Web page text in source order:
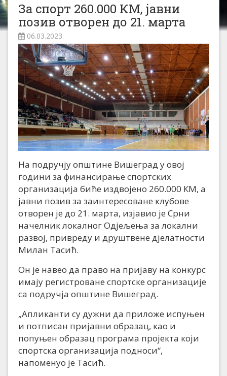
За спорт 260.000 КМ, јавни
позив отворен до 21. марта
06.03.2023.
На подручју општине Вишеград у овој
години за финансирање спортских
организација биће издвојено 260.000 КМ, а
јавни позив за заинтересоване клубове
отворен је до 21. марта, изјавио је Срни
начелник локалног Одјељења за локални
развој, привреду и друштвене дјелатности
Милан Тасић.
Он је навео да право на пријаву на конкурс
имају регистроване спортске организације
са подручја општине Вишеград.
„Апликанти су дужни да приложе испуњен
и потписан пријавни образац, као и
попуњен образац програма пројекта који
спортска организација подноси“,
напоменуо је Тасић.